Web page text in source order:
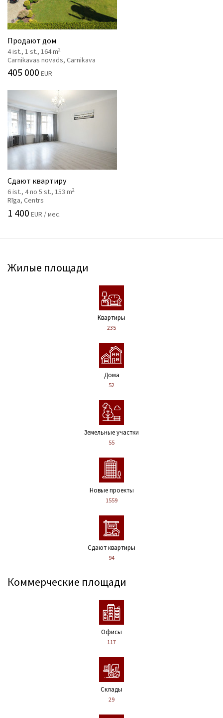
Продают дом
4 ist., 1 st., 164 m2
Carnikavas novads, Carnikava
405 000 EUR
Сдают квартиру
6 ist., 4 no 5 st., 153 m2
Rīga, Centrs
1 400 EUR / мес.
Жилые площади
Kвартиры
235
Дома
52
Земельные участки
55
Новые проекты
1559
Сдают квартиры
94
Коммерческие площади
Офисы
117
Склады
29